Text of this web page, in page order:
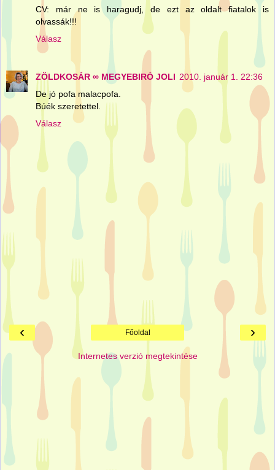
CV: már ne is haragudj, de ezt az oldalt fiatalok is
olvassák!!!
Válasz
ZÖLDKOSÁR ∞ MEGYEBIRÓ JOLI 2010. január 1. 22:36
De jó pofa malacpofa.
Búék szeretettel.
Válasz
‹ ›
Főoldal
Internetes verzió megtekintése